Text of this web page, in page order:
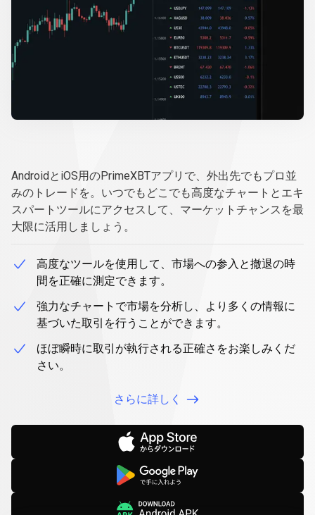
ア
プ
リ
PrimeXBTアプリ
AndroidとiOS用のPrimeXBTアプリで、外出先でもプロ並
みのトレードを。いつでもどこでも高度なチャートとエキ
スパートツールにアクセスして、マーケットチャンスを最
大限に活用しましょう。
高度なツールを使用して、市場への参入と撤退の時
間を正確に測定できます。
強力なチャートで市場を分析し、より多くの情報に
基づいた取引を行うことができます。
ほぼ瞬時に取引が執行される正確さをお楽しみくだ
さい。
さらに詳しく